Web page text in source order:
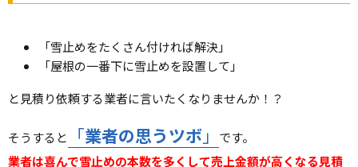
「雪止めをたくさん付ければ解決」
「屋根の一番下に雪止めを設置して」
と見積り依頼する業者に言いたくなりませんか！？
そうすると 「業者の思うツボ 」
です。
業者は喜んで雪止めの本数を多くして売上金額が高くなる見積